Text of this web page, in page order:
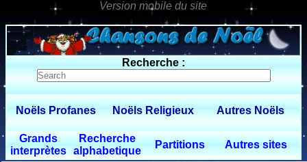
0 $limitbot 1 $limittot 2
Recherche :
Noëls Profanes Noëls Religieux Autres Noëls
Grands
interprètes
Recherche
alphabetique
Partitions Autres sites